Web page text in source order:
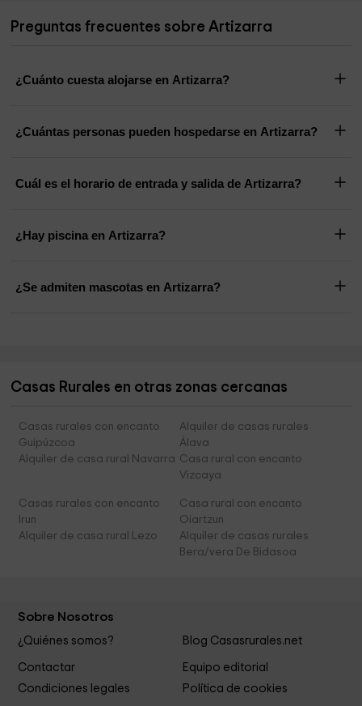
Preguntas frecuentes sobre Artizarra
¿Cuánto cuesta alojarse en Artizarra?
¿Cuántas personas pueden hospedarse en Artizarra?
Cuál es el horario de entrada y salida de Artizarra?
¿Hay piscina en Artizarra?
¿Se admiten mascotas en Artizarra?
Casas Rurales en otras zonas cercanas
Casas rurales con encanto
Guipúzcoa
Alquiler de casas rurales
Álava
Alquiler de casa rural Navarra Casa rural con encanto
Vizcaya
Casas rurales con encanto
Irun
Casa rural con encanto
Oiartzun
Alquiler de casa rural Lezo
Alquiler de casas rurales
Bera/vera De Bidasoa
Sobre Nosotros
¿Quiénes somos? Blog Casasrurales.net
Contactar
Equipo editorial
Condiciones legales
Política de cookies